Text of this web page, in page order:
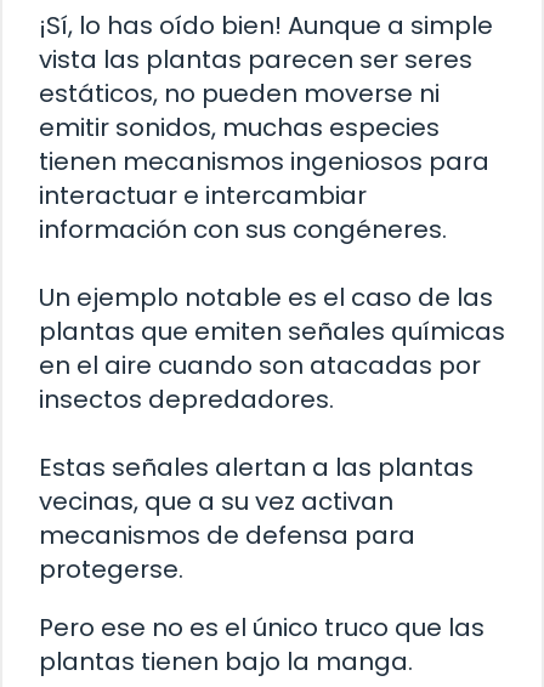
¡Sí, lo has oído bien! Aunque a simple
vista las plantas parecen ser seres
estáticos, no pueden moverse ni
emitir sonidos, muchas especies
tienen mecanismos ingeniosos para
interactuar e intercambiar
información con sus congéneres.
Un ejemplo notable es el caso de las
plantas que emiten señales químicas
en el aire cuando son atacadas por
insectos depredadores.
Estas señales alertan a las plantas
vecinas, que a su vez activan
mecanismos de defensa para
protegerse.
Pero ese no es el único truco que las
plantas tienen bajo la manga.